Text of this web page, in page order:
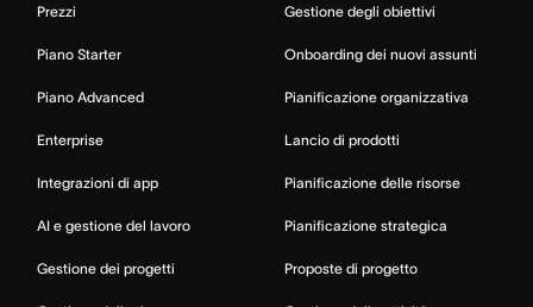
Prezzi
Piano Starter
Piano Advanced
Enterprise
Integrazioni di app
AI e gestione del lavoro
Gestione dei progetti
Gestione degli obiettivi
Onboarding dei nuovi assunti
Pianificazione organizzativa
Lancio di prodotti
Pianificazione delle risorse
Pianificazione strategica
Proposte di progetto